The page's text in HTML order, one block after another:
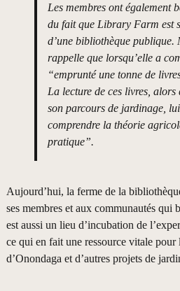
Les membres ont également
du fait que Library Farm est
d’une bibliothèque publique.
rappelle que lorsqu’elle a
“emprunté une tonne de
La lecture de ces livres, alors
son parcours de jardinage,
comprendre la théorie
pratique”.
Aujourd’hui, la ferme de la
ses membres et aux communautés qui
est aussi un lieu d’incubation de
ce qui en fait une ressource vitale
d’Onondaga et d’autres projets de